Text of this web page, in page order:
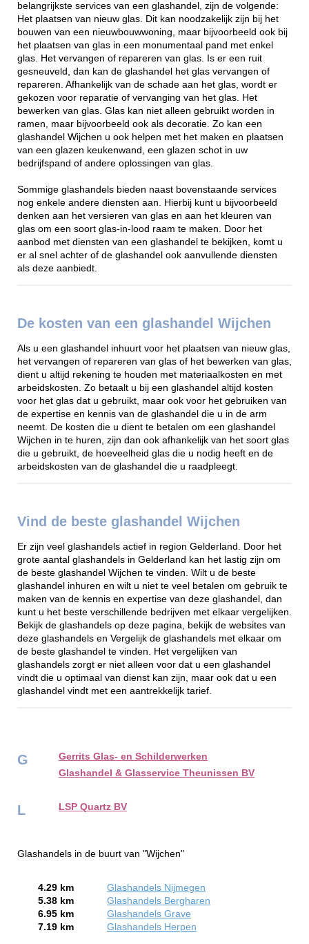
belangrijkste services van een glashandel, zijn de volgende:
Het plaatsen van nieuw glas. Dit kan noodzakelijk zijn bij het
bouwen van een nieuwbouwwoning, maar bijvoorbeeld ook bij
het plaatsen van glas in een monumentaal pand met enkel
glas. Het vervangen of repareren van glas. Is er een ruit
gesneuveld, dan kan de glashandel het glas vervangen of
repareren. Afhankelijk van de schade aan het glas, wordt er
gekozen voor reparatie of vervanging van het glas. Het
bewerken van glas. Glas kan niet alleen gebruikt worden in
ramen, maar bijvoorbeeld ook als decoratie. Zo kan een
glashandel Wijchen u ook helpen met het maken en plaatsen
van een glazen keukenwand, een glazen schot in uw
bedrijfspand of andere oplossingen van glas.
Sommige glashandels bieden naast bovenstaande services
nog enkele andere diensten aan. Hierbij kunt u bijvoorbeeld
denken aan het versieren van glas en aan het kleuren van
glas om een soort glas-in-lood raam te maken. Door het
aanbod met diensten van een glashandel te bekijken, komt u
er al snel achter of de glashandel ook aanvullende diensten
als deze aanbiedt.
De kosten van een glashandel Wijchen
Als u een glashandel inhuurt voor het plaatsen van nieuw glas,
het vervangen of repareren van glas of het bewerken van glas,
dient u altijd rekening te houden met materiaalkosten en met
arbeidskosten. Zo betaalt u bij een glashandel altijd kosten
voor het glas dat u gebruikt, maar ook voor het gebruiken van
de expertise en kennis van de glashandel die u in de arm
neemt. De kosten die u dient te betalen om een glashandel
Wijchen in te huren, zijn dan ook afhankelijk van het soort glas
die u gebruikt, de hoeveelheid glas die u nodig heeft en de
arbeidskosten van de glashandel die u raadpleegt.
Vind de beste glashandel Wijchen
Er zijn veel glashandels actief in region Gelderland. Door het
grote aantal glashandels in Gelderland kan het lastig zijn om
de beste glashandel Wijchen te vinden. Wilt u de beste
glashandel inhuren en wilt u niet te veel betalen om gebruik te
maken van de kennis en expertise van deze glashandel, dan
kunt u het beste verschillende bedrijven met elkaar vergelijken.
Bekijk de glashandels op deze pagina, bekijk de websites van
deze glashandels en Vergelijk de glashandels met elkaar om
de beste glashandel te vinden. Het vergelijken van
glashandels zorgt er niet alleen voor dat u een glashandel
vindt die u optimaal van dienst kan zijn, maar ook dat u een
glashandel vindt met een aantrekkelijk tarief.
G
Gerrits Glas- en Schilderwerken
Glashandel & Glasservice Theunissen BV
L LSP Quartz BV
Glashandels in de buurt van "Wijchen"
4.29 km
Glashandels Nijmegen
5.38 km
Glashandels Bergharen
6.95 km
Glashandels Grave
7.19 km
Glashandels Herpen